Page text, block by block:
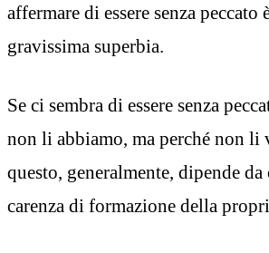
affermare di essere senza peccato
gravissima superbia.
Se ci sembra di essere senza
non li abbiamo, ma perché non li
questo, generalmente, dipende
carenza di formazione della